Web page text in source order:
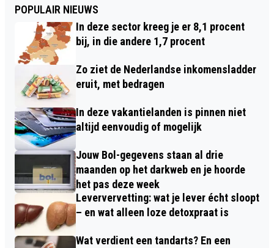
POPULAIR NIEUWS
In deze sector kreeg je er 8,1 procent
bij, in die andere 1,7 procent
Zo ziet de Nederlandse inkomensladder
eruit, met bedragen
In deze vakantielanden is pinnen niet
altijd eenvoudig of mogelijk
Jouw Bol-gegevens staan al drie
maanden op het darkweb en je hoorde
het pas deze week
Leververvetting: wat je lever écht sloopt
– en wat alleen loze detoxpraat is
Wat verdient een tandarts? En een